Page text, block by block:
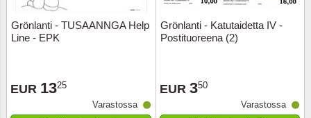
Grönlanti - TUSAANNGA Help
Line - EPK
EUR 1325
Varastossa
Grönlanti - Katutaidetta IV -
Postituoreena (2)
EUR 350
Varastossa